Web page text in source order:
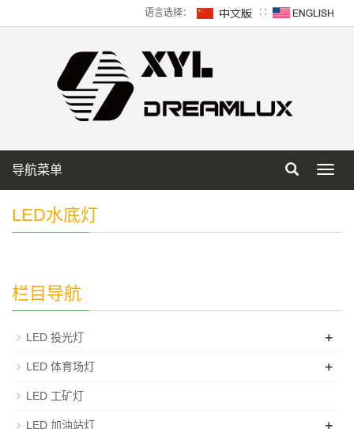
语言选择： ∷
导航菜单
LED水底灯
栏目导航
LED 投光灯 +
LED 体育场灯 +
LED 工矿灯
LED 加油站灯 +